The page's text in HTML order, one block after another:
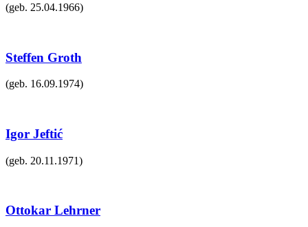
(geb. 25.04.1966)
Steffen Groth
(geb. 16.09.1974)
Igor Jeftić
(geb. 20.11.1971)
Ottokar Lehrner